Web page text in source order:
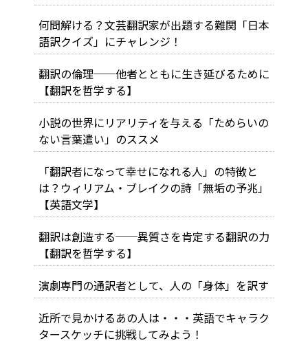
何問解ける？文芸翻訳家が出題する難関「日本
語訳クイズ」にチャレンジ！
翻訳の倫理──他者とともに生き延びるために
【翻訳を哲学する】
小説の世界にリアリティを与える「ためらいの
ない言葉遣い」のススメ
「翻訳者になって幸せになれる人」の特徴と
は？ウィリアム・ブレイクの詩「無垢の予兆」
【英語文学】
翻訳は創造する──異質さを肯定する翻訳の力
【翻訳を哲学する】
演劇専門の通訳者として、人の「身体」を訳す
近所で見かけるあの人は・・・英語でキャラク
タースケッチに挑戦してみよう！